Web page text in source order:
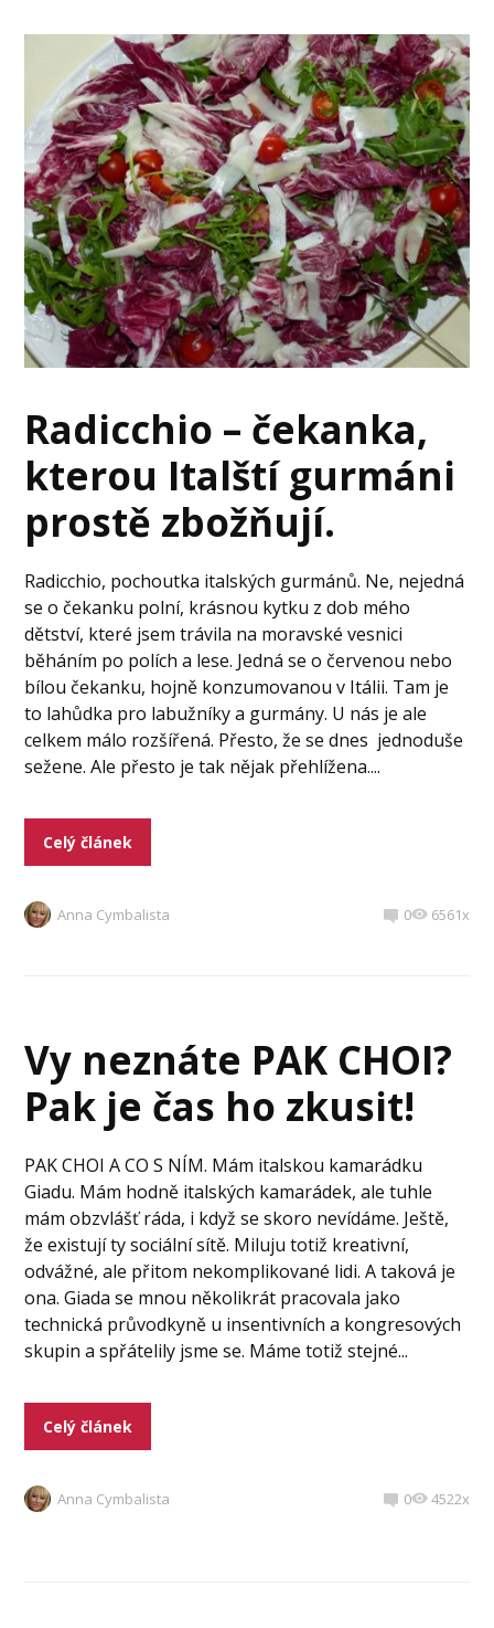
Radicchio – čekanka,
kterou Italští gurmáni
prostě zbožňují.
Radicchio, pochoutka italských gurmánů. Ne, nejedná
se o čekanku polní, krásnou kytku z dob mého
dětství, které jsem trávila na moravské vesnici
běháním po polích a lese. Jedná se o červenou nebo
bílou čekanku, hojně konzumovanou v Itálii. Tam je
to lahůdka pro labužníky a gurmány. U nás je ale
celkem málo rozšířená. Přesto, že se dnes jednoduše
sežene. Ale přesto je tak nějak přehlížena....
Celý článek
Anna Cymbalista 0 6561x
Vy neznáte PAK CHOI?
Pak je čas ho zkusit!
PAK CHOI A CO S NÍM. Mám italskou kamarádku
Giadu. Mám hodně italských kamarádek, ale tuhle
mám obzvlášť ráda, i když se skoro nevídáme. Ještě,
že existují ty sociální sítě. Miluju totiž kreativní,
odvážné, ale přitom nekomplikované lidi. A taková je
ona. Giada se mnou několikrát pracovala jako
technická průvodkyně u insentivních a kongresových
skupin a spřátelily jsme se. Máme totiž stejné...
Celý článek
Anna Cymbalista 0 4522x